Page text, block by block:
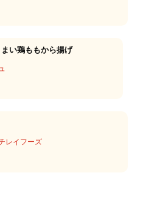
い鶏ももから揚げ
レイフーズ